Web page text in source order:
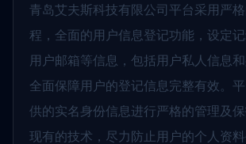
青岛艾夫斯科技有限公司平台采用严
程，全面的用户信息登记功能，设定记
用户邮箱等信息，包括用户私人信息
全面保障用户的登记信息完整有效。
供的实名身份信息进行严格的管理及
现有的技术，尽力防止用户的个人资